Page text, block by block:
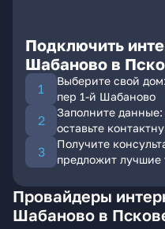
Подключить
Шабаново в
Выберите свой
пер 1-й Шабаново
Заполните
оставьте
Получите
предложит лучшие
Провайдеры
Шабаново в